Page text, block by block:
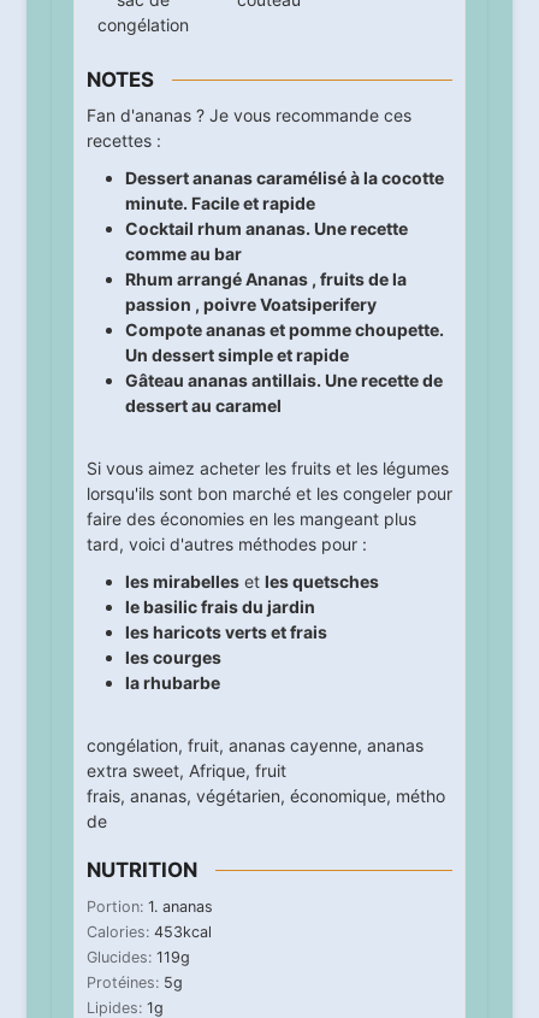
congélation
NOTES
Fan d'ananas ? Je vous recommande ces
recettes :
Dessert ananas caramélisé à la cocotte
minute. Facile et rapide
Cocktail rhum ananas. Une recette
comme au bar
Rhum arrangé Ananas , fruits de la
passion , poivre Voatsiperifery
Compote ananas et pomme choupette.
Un dessert simple et rapide
Gâteau ananas antillais. Une recette de
dessert au caramel
Si vous aimez acheter les fruits et les légumes
lorsqu'ils sont bon marché et les congeler pour
faire des économies en les mangeant plus
tard, voici d'autres méthodes pour :
les mirabelleset les quetsches
le basilic frais du jardin
les haricots verts et frais
les courges
la rhubarbe
congélation, fruit, ananas cayenne, ananas
extra sweet, Afrique, fruit
frais, ananas, végétarien, économique, métho
de
NUTRITION
Portion: 1. ananas
Calories: 453kcal
Glucides: 119g
Protéines: 5g
Lipides: 1g